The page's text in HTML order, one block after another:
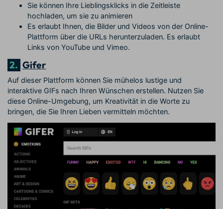
Sie können Ihre Lieblingsklicks in die Zeitleiste
hochladen, um sie zu animieren
Es erlaubt Ihnen, die Bilder und Videos von der Online-
Plattform über die URLs herunterzuladen. Es erlaubt
Links von YouTube und Vimeo.
2. Gifer
Auf dieser Plattform können Sie mühelos lustige und
interaktive GIFs nach Ihren Wünschen erstellen. Nutzen Sie
diese Online-Umgebung, um Kreativität in die Worte zu
bringen, die Sie Ihren Lieben vermitteln möchten.